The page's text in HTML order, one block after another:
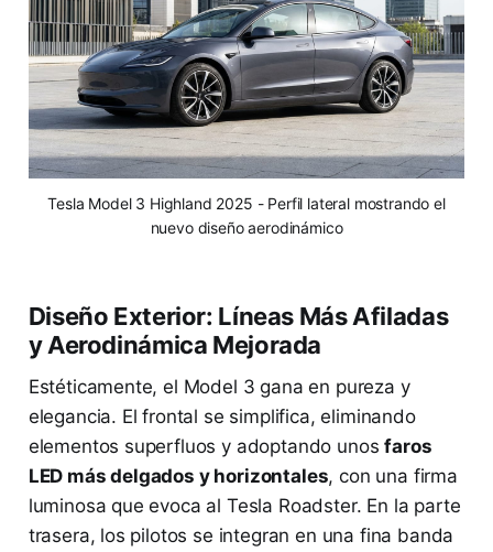
Tesla Model 3 Highland 2025 - Perfil lateral mostrando el
nuevo diseño aerodinámico
Diseño Exterior: Líneas Más Afiladas
y Aerodinámica Mejorada
Estéticamente, el Model 3 gana en pureza y
elegancia. El frontal se simplifica, eliminando
elementos superfluos y adoptando unosfaros
LED más delgados y horizontales, con una firma
luminosa que evoca al Tesla Roadster. En la parte
trasera, los pilotos se integran en una fina banda